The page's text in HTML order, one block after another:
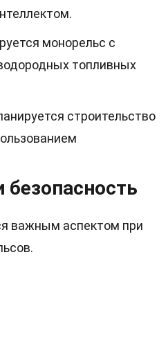
монорельс с
топливных
строительство
важным аспектом при